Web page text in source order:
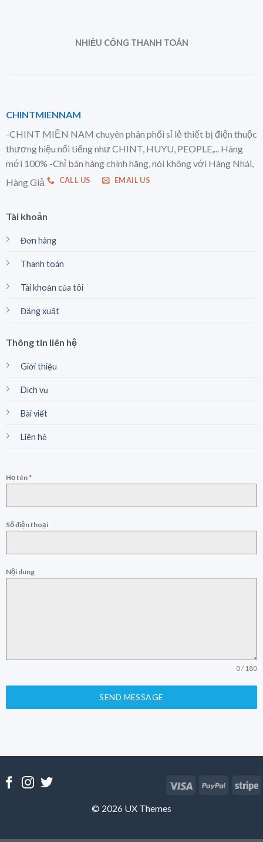
NHIỀU CỔNG THANH TOÁN
CHINTMIENNAM
-CHINT MIỀN NAM chuyên phân phối sỉ lẻ thiết bị điện thuộc
thương hiệu nổi tiếng như CHINT, HUYU, PEOPLE,... Hàng
mới 100% -Chỉ bán hàng chính hãng, nói không với Hàng Nhái,
Hàng Giả
CALL US EMAIL US
Tài khoản
Đơn hàng
Thanh toán
Tài khoản của tôi
Đăng xuất
Thông tin liên hệ
Giới thiệu
Dịch vụ
Bài viết
Liên hệ
Họ tên*
Số điện thoại
Nội dung
0 / 180
SEND MESSAGE
© 2026 UX Themes